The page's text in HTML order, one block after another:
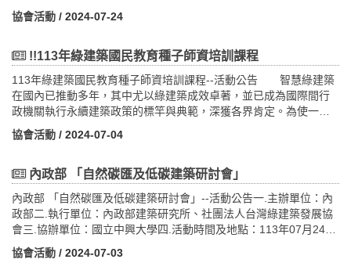
享綠建築及本次上課內容濃縮分享，將課程上所學習的知識轉化為
築知性之旅導覽解說人員培訓課程（第一天）日期地點課程內容時
間講師備註113年10月22日（星期二）(北)113年10月29日（星期
二）(南)大坪林聯合開發大樓第一講習教室(北)國立成功大學運璿綠
建築科技大樓B1會議室(南)09：3010：00報到10：0010：30綠建
築發展與淨零建築政策推廣盧育晟助理研究員(北)林谷陶副研究員
(南)30min10：3012：10臺灣淨零綠建築關鍵鑰匙嚴佳茹助理教授
15：2017：00綠建築解說導覽技巧孫振義教授100min結束 內政部
建築研究所綠建築示範基地暨低碳觀光綠建築知性之旅導覽解說人
員培訓課程（第二天）日期地點課程內容時間講師備註113年10月
23日（星期三）(北)113年10月 30日（星期三）(南)大坪林聯合開發
大樓第一講習教室(北)國立成功大學運璿綠建築科技大樓B1會議室
(南)09：3010：00報到10：0012：00生態旅遊講座系列(北部)生態
協會活動 / 2024-07-24
!!113年綠建築國民教育種子師資培訓課程
113年綠建築國民教育種子師資培訓課程--活動公告 智慧綠建築
在國內已推動多年，其中尤以綠建築成效卓著，並已成為國際間行
政機關執行永續建築政策的標竿與典範，深獲各界肯定。為使一般
民眾有機會親身體驗親近綠建築，以普及綠建築節能減碳的環保理
念；惟不少學者專家建議，環境教育宣導應融入學校課程從小扎
與教育部合作以深入國小納入環境教育，以及透過網路雲端以達到
透過3場次的舉辦(2場實體授課、1場線上授課)， 課程規劃上以綠建
築九大指標概述為主，配合綠建築數位教材解說、優良綠建築校園
案例介紹，結合成一套系統以利參與之學校教育行政人員進行推
廣，達到向下扎根之普及效果。
協會活動 / 2024-07-04
內政部 「自然碳匯及低碳建築研討會」
內政部 「自然碳匯及低碳建築研討會」--活動公告一.主辦單位：內
政部二.執行單位：內政部建築研究所、社團法人台灣綠建築發展協
會三.協辦單位：國立中興大學四.活動時間及地點：113年07月24日
（星期三）國立中興大學圖書館7樓國際會議廳(臺中市南區興大路
145號)五.邀請對象： 1.不動產開發公會、建築師公會、土木技師
協會活動 / 2024-07-03